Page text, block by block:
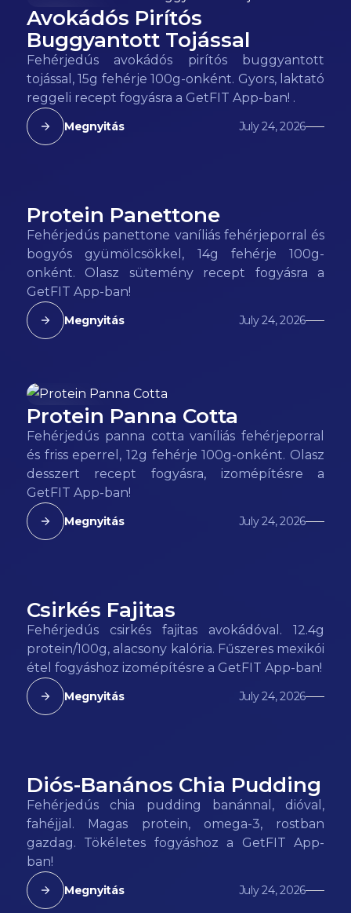
190kcal
Avokádós Pirítós
Buggyantott Tojással
Fehérjedús avokádós pirítós buggyantott
tojással, 15g fehérje 100g-onként. Gyors, laktató
reggeli recept fogyásra a GetFIT App-ban! .
Megnyitás July 24, 2026
165kcal
Protein Panettone
Fehérjedús panettone vaníliás fehérjeporral és
bogyós gyümölcsökkel, 14g fehérje 100g-
onként. Olasz sütemény recept fogyásra a
GetFIT App-ban!
Megnyitás July 24, 2026
85kcal
Protein Panna Cotta
Fehérjedús panna cotta vaníliás fehérjeporral
és friss eperrel, 12g fehérje 100g-onként. Olasz
desszert recept fogyásra, izomépítésre a
GetFIT App-ban!
Megnyitás July 24, 2026
98kcal
Csirkés Fajitas
Fehérjedús csirkés fajitas avokádóval. 12.4g
protein/100g, alacsony kalória. Fűszeres mexikói
étel fogyáshoz izomépítésre a GetFIT App-ban!
Megnyitás July 24, 2026
142kcal
Diós-Banános Chia Pudding
Fehérjedús chia pudding banánnal, dióval,
fahéjjal. Magas protein, omega-3, rostban
gazdag. Tökéletes fogyáshoz a GetFIT App-
ban!
Megnyitás July 24, 2026